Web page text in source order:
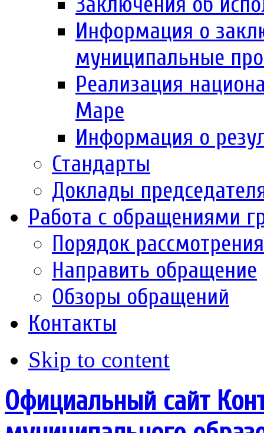
Информация о
муниципальные
Реализация
Маре
Информация о
Стандарты
Доклады
Работа с обращениями
Порядок
Направить обращение
Обзоры обращений
Контакты
Skip to content
Официальный сайт